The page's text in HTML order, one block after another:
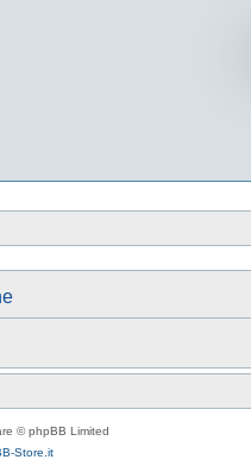
© phpBB Limited
Store.it